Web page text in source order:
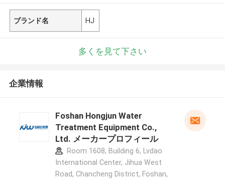
ブランド名 HJ
多くを見て下さい
企業情報
Foshan Hongjun Water
Treatment Equipment Co.,
Ltd. メーカープロフィール
Room 1608, Building 6, Lvdao
International Center, Jihua West
Road, Chancheng District, Foshan,